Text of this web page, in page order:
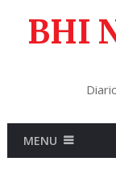
BHI
MENU